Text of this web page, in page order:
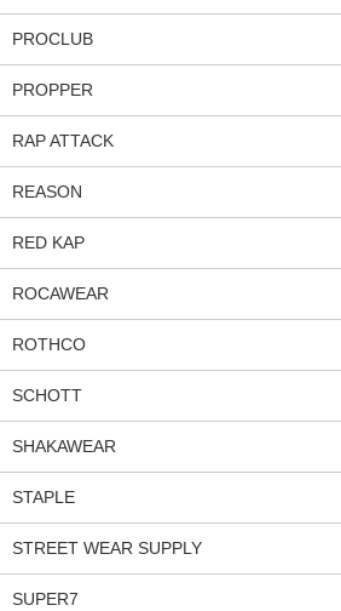
PROCLUB
PROPPER
RAP ATTACK
REASON
RED KAP
ROCAWEAR
ROTHCO
SCHOTT
SHAKAWEAR
STAPLE
STREET WEAR SUPPLY
SUPER7